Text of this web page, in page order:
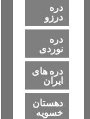
دره
درزو
دره
نوردی
دره های
ایران
دهستان
خسویه